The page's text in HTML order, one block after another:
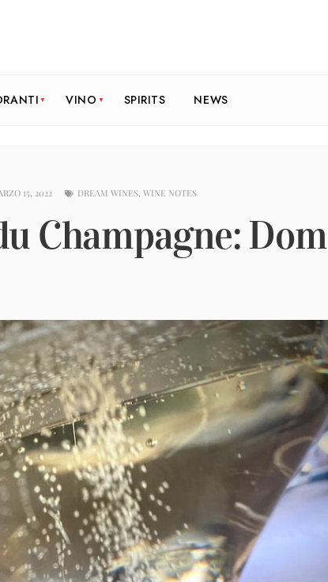
VINO SPIRITS NEWS
15, 2022 DREAM WINES, WINE NOTES
Champagne: Dom